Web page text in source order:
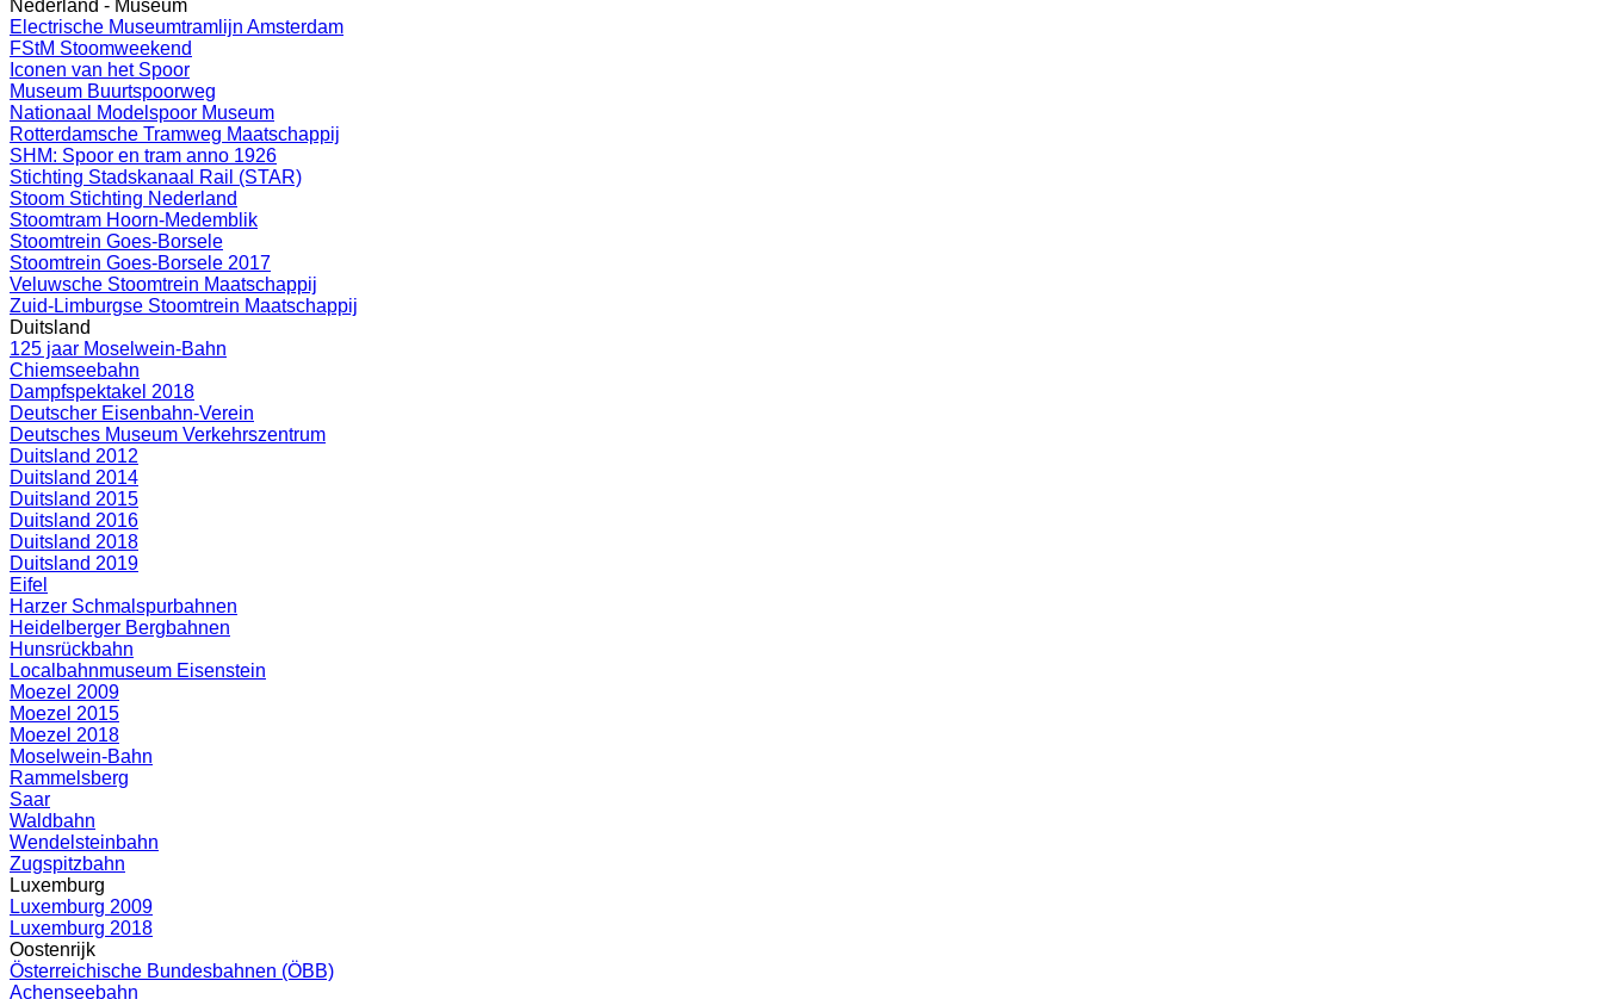
Nederland - Museum
Electrische Museumtramlijn Amsterdam
FStM Stoomweekend
Iconen van het Spoor
Museum Buurtspoorweg
Nationaal Modelspoor Museum
Rotterdamsche Tramweg Maatschappij
SHM: Spoor en tram anno 1926
Stichting Stadskanaal Rail (STAR)
Stoom Stichting Nederland
Stoomtram Hoorn-Medemblik
Stoomtrein Goes-Borsele
Stoomtrein Goes-Borsele 2017
Veluwsche Stoomtrein Maatschappij
Zuid-Limburgse Stoomtrein Maatschappij
Duitsland
125 jaar Moselwein-Bahn
Chiemseebahn
Dampfspektakel 2018
Deutscher Eisenbahn-Verein
Deutsches Museum Verkehrszentrum
Duitsland 2012
Duitsland 2014
Duitsland 2015
Duitsland 2016
Duitsland 2018
Duitsland 2019
Eifel
Harzer Schmalspurbahnen
Heidelberger Bergbahnen
Hunsrückbahn
Localbahnmuseum Eisenstein
Moezel 2009
Moezel 2015
Moezel 2018
Moselwein-Bahn
Rammelsberg
Saar
Waldbahn
Wendelsteinbahn
Zugspitzbahn
Luxemburg
Luxemburg 2009
Luxemburg 2018
Oostenrijk
Österreichische Bundesbahnen (ÖBB)
Achenseebahn